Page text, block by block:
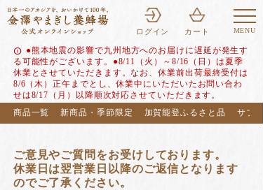
MENU
ログイン カート
info ●熊本地震の影響で九州地方へのお届けに遅延が発生す
る可能性がございます。●8/11（火）～8/16（日）は夏季
休業とさせていただきます。なお、休業前出荷最終受付は
8/6（木）正午までとし、休業中にいただいたお問い合わ
せは8/17（月）以降順次対応させていただきます。
商品一覧
新商品・季節限定 加賀能登ふるさと品 サブ
ご意見やご質問をお受けしております。
休業日は翌営業日以降のご返信となります
のでご了承ください。